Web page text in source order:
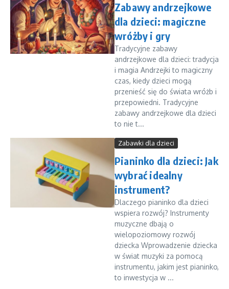
Zabawy andrzejkowe
dla dzieci: magiczne
wróżby i gry
Tradycyjne zabawy
andrzejkowe dla dzieci: tradycja
i magia Andrzejki to magiczny
czas, kiedy dzieci mogą
przenieść się do świata wróżb i
przepowiedni. Tradycyjne
zabawy andrzejkowe dla dzieci
to nie t...
Zabawki dla dzieci
Pianinko dla dzieci: Jak
wybrać idealny
instrument?
Dlaczego pianinko dla dzieci
wspiera rozwój? Instrumenty
muzyczne dbają o
wielopoziomowy rozwój
dziecka Wprowadzenie dziecka
w świat muzyki za pomocą
instrumentu, jakim jest pianinko,
to inwestycja w ...